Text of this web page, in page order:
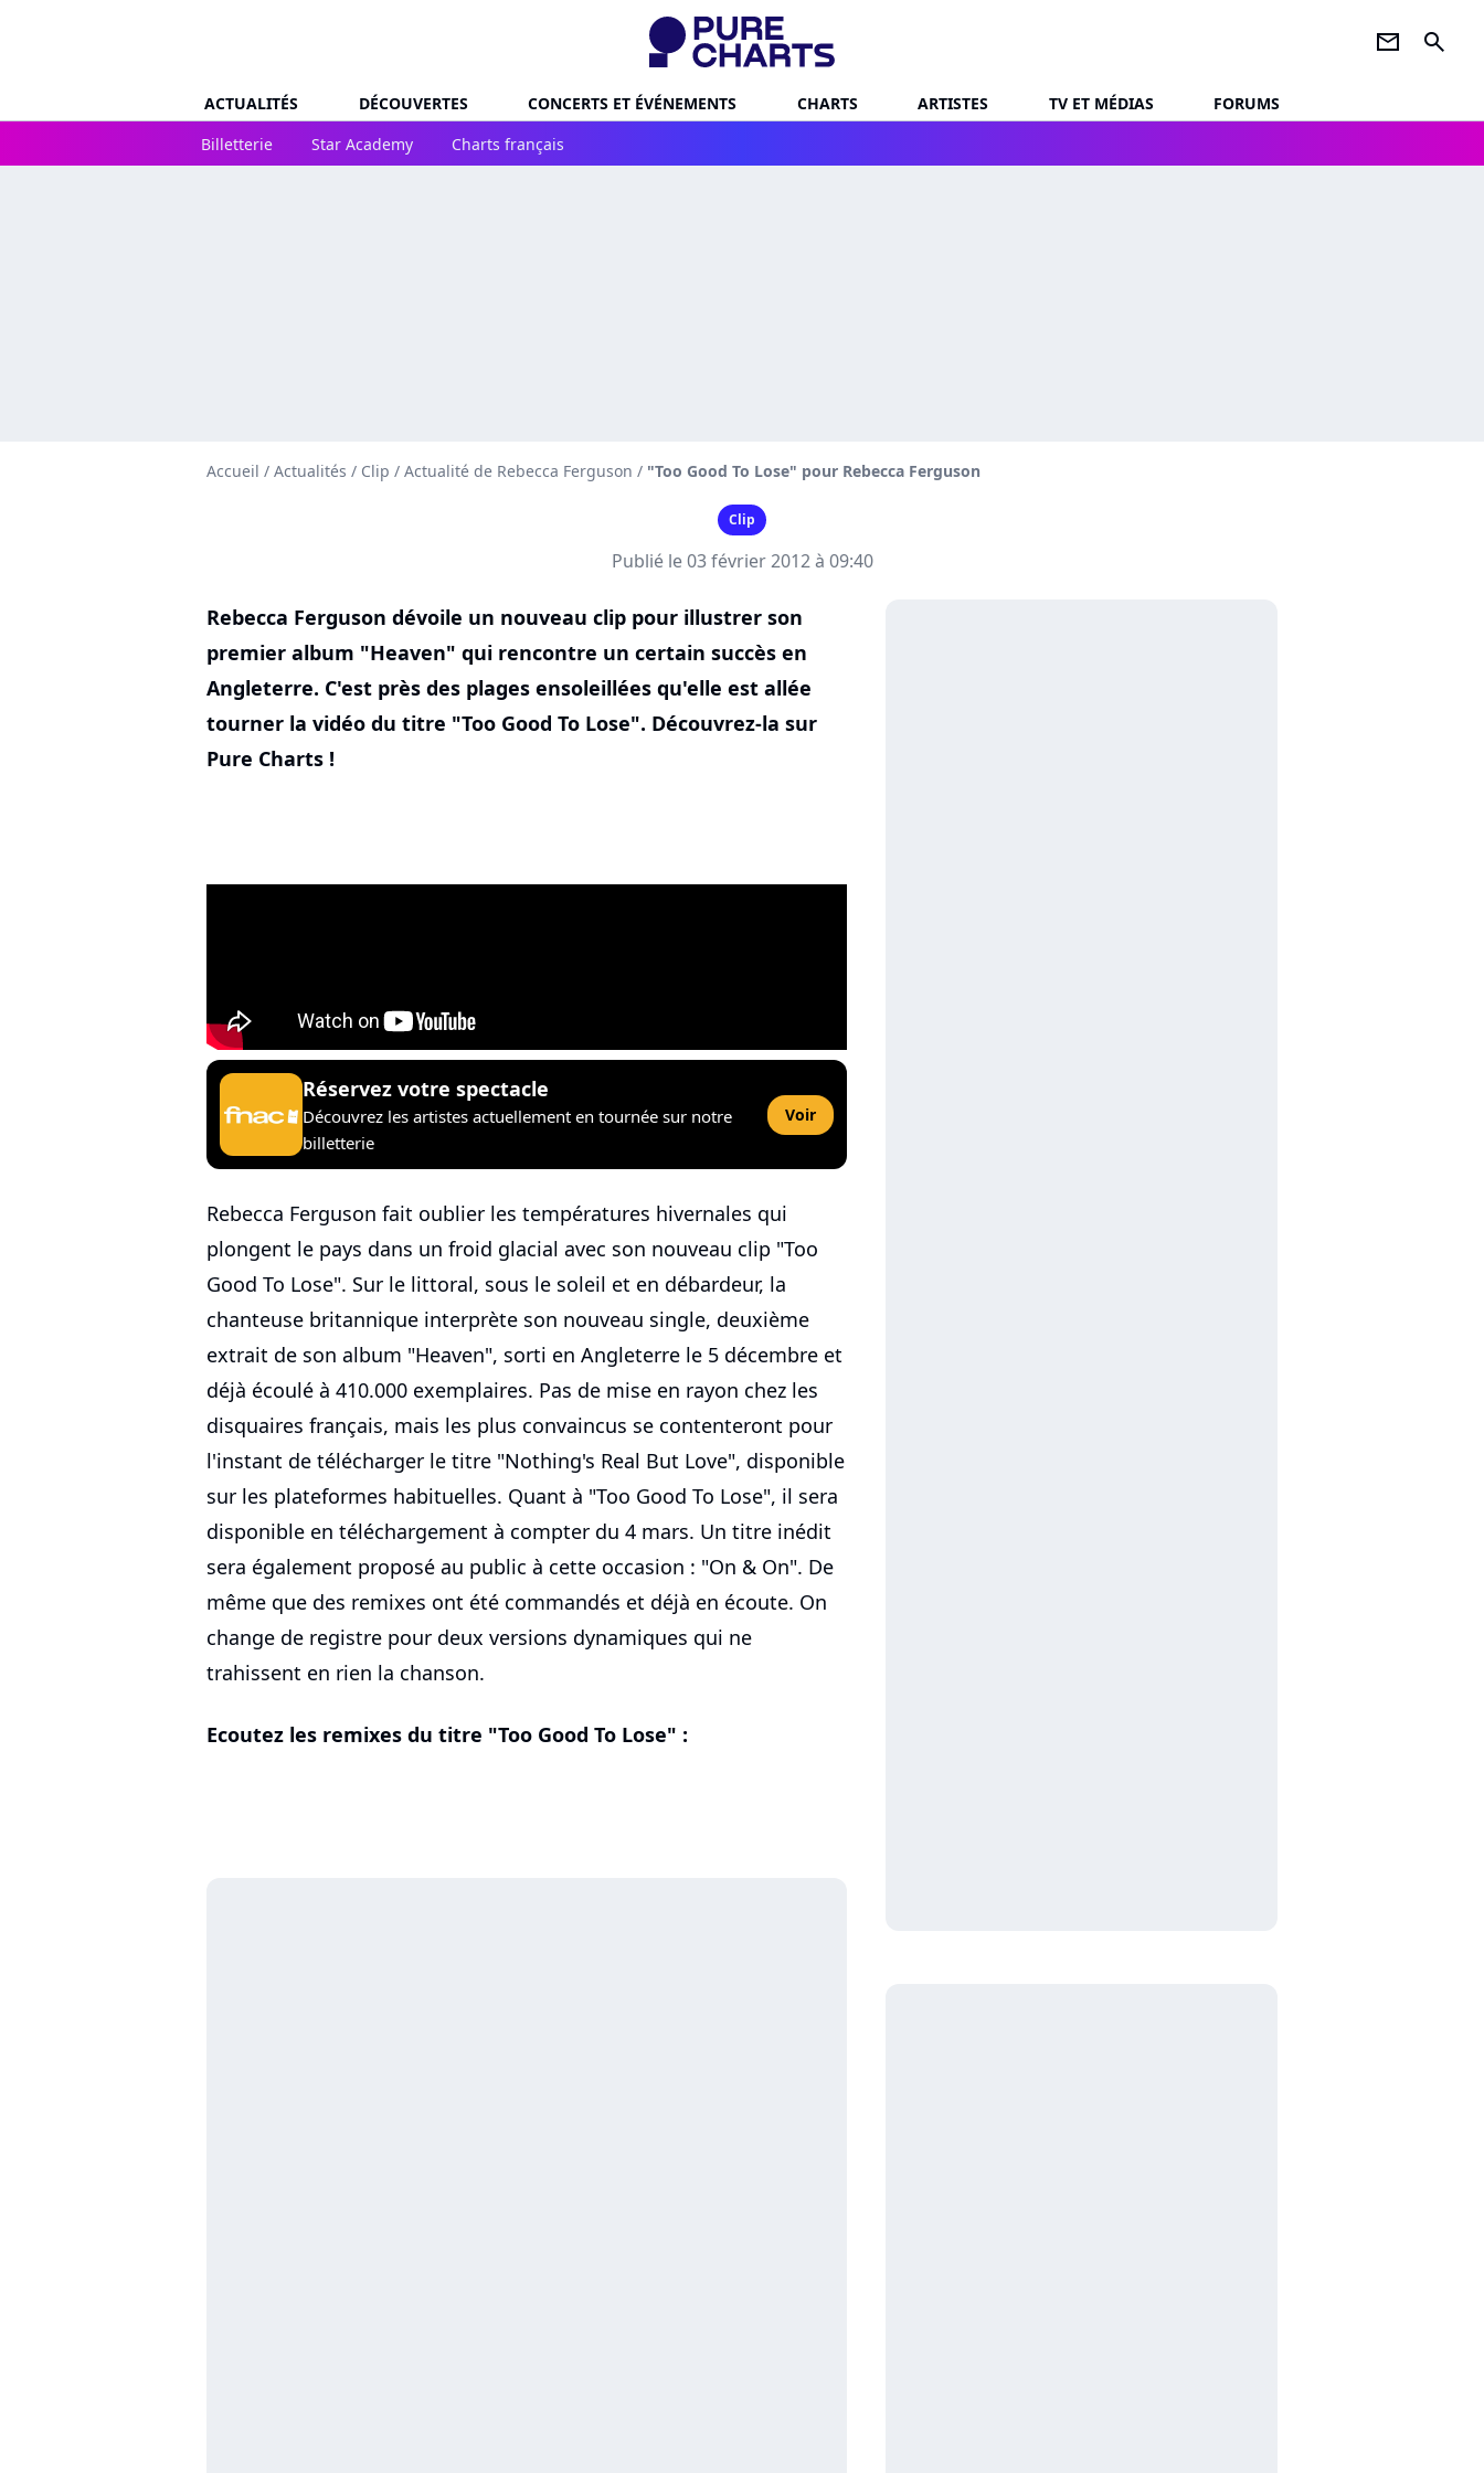
newsletter search
ACTUALITÉS DÉCOUVERTES CONCERTS ET ÉVÉNEMENTS CHARTS ARTISTES TV ET MÉDIAS
FORUMS
Billetterie
Star Academy Charts français
Accueil / Actualités / Clip / Actualité de Rebecca Ferguson / "Too Good To Lose" pour Rebecca Ferguson
Clip
Publié le 03 février 2012 à 09:40
Rebecca Ferguson dévoile un nouveau clip pour illustrer son
premier album "Heaven" qui rencontre un certain succès en
Angleterre. C'est près des plages ensoleillées qu'elle est allée
tourner la vidéo du titre "Too Good To Lose". Découvrez-la sur
Pure Charts !
Réservez votre spectacle
Découvrez les artistes actuellement en tournée sur notre
billetterie
Voir
Rebecca Ferguson fait oublier les températures hivernales qui
plongent le pays dans un froid glacial avec son nouveau clip "Too
Good To Lose". Sur le littoral, sous le soleil et en débardeur, la
chanteuse britannique interprète son nouveau single, deuxième
extrait de son album "Heaven", sorti en Angleterre le 5 décembre et
déjà écoulé à 410.000 exemplaires. Pas de mise en rayon chez les
disquaires français, mais les plus convaincus se contenteront pour
l'instant de télécharger le titre "Nothing's Real But Love", disponible
sur les plateformes habituelles. Quant à "Too Good To Lose", il sera
disponible en téléchargement à compter du 4 mars. Un titre inédit
sera également proposé au public à cette occasion : "On & On". De
même que des remixes ont été commandés et déjà en écoute. On
change de registre pour deux versions dynamiques qui ne
trahissent en rien la chanson.
Ecoutez les remixes du titre "Too Good To Lose" :